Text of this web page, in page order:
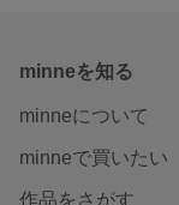
minneを知る
minneについて
minneで買いたい
作品をさがす